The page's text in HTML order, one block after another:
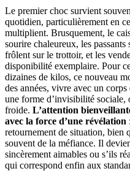
Le premier choc survient
quotidien, particulièrement en
multiplient. Brusquement, le
sourire chaleureux, les passants
frôlent sur le trottoir, et les
disponibilité exemplaire. Pour
dizaines de kilos, ce nouveau
des années, vivre avec un
une forme d’invisibilité sociale,
froide. L’attention
avec la force d’une révélation
retournement de situation, bien
souvent de la méfiance. Il
sincèrement aimables ou s’ils
qui correspond enfin aux